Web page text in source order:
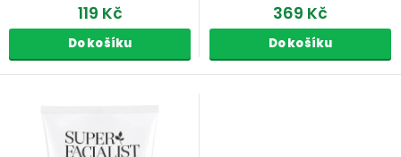
119 Kč
Do košíku
369 Kč
Do košíku